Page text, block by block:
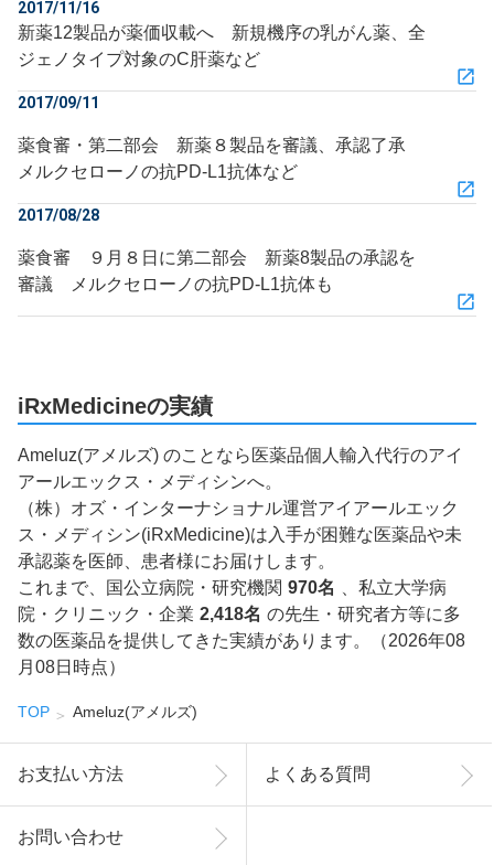
2017/11/16
新薬12製品が薬価収載へ 新規機序の乳がん薬、全
ジェノタイプ対象のC肝薬など
2017/09/11
薬食審・第二部会 新薬８製品を審議、承認了承
メルクセローノの抗PD-L1抗体など
2017/08/28
薬食審 ９月８日に第二部会 新薬8製品の承認を
審議 メルクセローノの抗PD-L1抗体も
iRxMedicineの実績
Ameluz(アメルズ) のことなら医薬品個人輸入代行のアイ
アールエックス・メディシンへ。
（株）オズ・インターナショナル運営アイアールエック
ス・メディシン(iRxMedicine)は入手が困難な医薬品や未
承認薬を医師、患者様にお届けします。
これまで、国公立病院・研究機関 970名
、私立大学病
院・クリニック・企業 2,418名 の先生・研究者方等に多
数の医薬品を提供してきた実績があります。（2026年08
月08日時点）
TOP Ameluz(アメルズ)
お支払い方法 よくある質問
お問い合わせ